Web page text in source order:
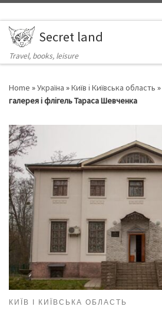
Secret land
Travel, books, leisure
Home »Україна »Київ і Київська область »
галерея і флігель Тараса Шевченка
КИЇВ І КИЇВСЬКА ОБЛАСТЬ